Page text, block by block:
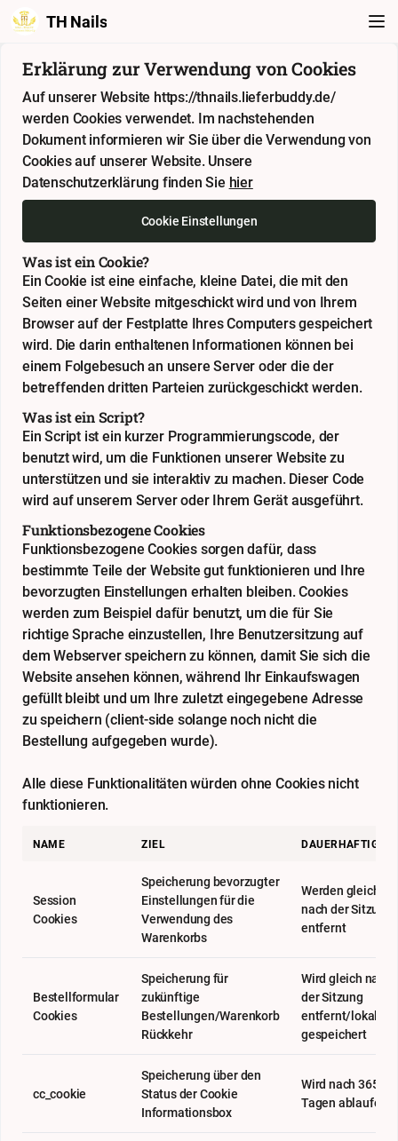
TH Nails
Erklärung zur Verwendung von Cookies
Auf unserer Website https://thnails.lieferbuddy.de/
werden Cookies verwendet. Im nachstehenden
Dokument informieren wir Sie über die Verwendung von
Cookies auf unserer Website. Unsere
Datenschutzerklärung finden Sie hier
Cookie Einstellungen
Was ist ein Cookie?
Ein Cookie ist eine einfache, kleine Datei, die mit den
Seiten einer Website mitgeschickt wird und von Ihrem
Browser auf der Festplatte Ihres Computers gespeichert
wird. Die darin enthaltenen Informationen können bei
einem Folgebesuch an unsere Server oder die der
betreffenden dritten Parteien zurückgeschickt werden.
Was ist ein Script?
Ein Script ist ein kurzer Programmierungscode, der
benutzt wird, um die Funktionen unserer Website zu
unterstützen und sie interaktiv zu machen. Dieser Code
wird auf unserem Server oder Ihrem Gerät ausgeführt.
Funktionsbezogene Cookies
Funktionsbezogene Cookies sorgen dafür, dass
bestimmte Teile der Website gut funktionieren und Ihre
bevorzugten Einstellungen erhalten bleiben. Cookies
werden zum Beispiel dafür benutzt, um die für Sie
richtige Sprache einzustellen, Ihre Benutzersitzung auf
dem Webserver speichern zu können, damit Sie sich die
Website ansehen können, während Ihr Einkaufswagen
gefüllt bleibt und um Ihre zuletzt eingegebene Adresse
zu speichern (client-side solange noch nicht die
Bestellung aufgegeben wurde).
Alle diese Funktionalitäten würden ohne Cookies nicht
funktionieren.
NAME ZIEL
Session
Cookies
Speicherung bevorzugter
Einstellungen für die
Verwendung des
Warenkorbs
Werden gleich
nach der Sitzung
entfernt
Bestellformular
Cookies
Speicherung für
zukünftige
Bestellungen/Warenkorb
Rückkehr
Wird gleich nach
der Sitzung
entfernt/lokal
gespeichert
cc_cookie
Speicherung über den
Status der Cookie
Informationsbox
Wird nach 365
Tagen ablaufen